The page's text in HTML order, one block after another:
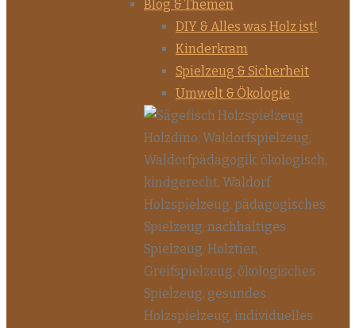
Blog & Themen
DIY & Alles was Holz ist!
Kinderkram
Spielzeug & Sicherheit
Umwelt & Ökologie